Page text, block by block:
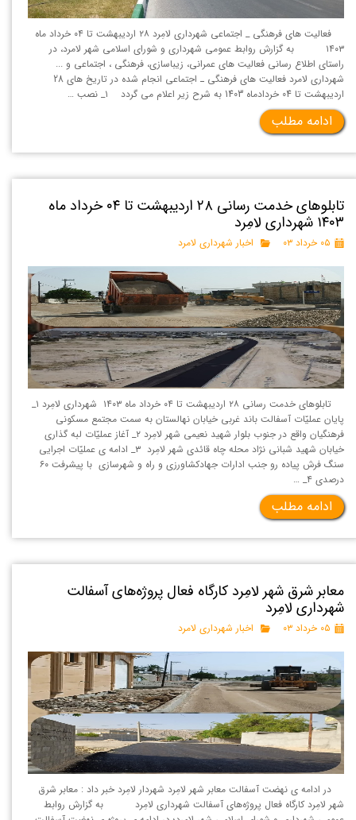
فعالیت های فرهنگی _ اجتماعی شهرداری لامِرد ۲۸ اردیبهشت تا ۰۴ خرداد ماه
۱۴۰۳ به گزارش روابط عمومی شهرداری و شورای اسلامی شهر لامرد، در
راستای اطلاع رسانی فعالیت های عمرانی، زیباسازی، فرهنگی ، اجتماعی و ...
شهرداری لامرد فعالیت های فرهنگی ـ اجتماعی انجام شده در تاریخ های 28
اردیبهشت تا 04 خردادماه 1403 به شرح زیر اعلام می گردد ۱_ نصب …
ادامه مطلب
تابلوهای خدمت رسانی ۲۸ اردیبهشت تا ۰۴ خرداد ماه
۱۴۰۳ شهرداری لامِرد
۰۵ خرداد ۰۳ اخبار شهرداری لامرد
تابلوهای خدمت رسانی ۲۸ اردیبهشت تا ۰۴ خرداد ماه ۱۴۰۳ شهرداری لامِرد ۱_
پایان عملیّات آسفالت باند غربی خیابان نهالستان به سمت مجتمع مسکونی
فرهنگیان واقع در جنوب بلوار شهید نعیمی شهر لامِرد ۲_ آغاز عملیّات لبه گذاری
خیابان شهید شبانی نژاد محله چاه قائدی شهر لامِرد ۳_ ادامه ی عملیّات اجرایی
سنگ فرش پیاده رو جنب ادارات جهادکشاورزی و راه و شهرسازی با پیشرفت ۶۰
درصدی ۴_ …
ادامه مطلب
معابر شرق شهر لامِرد کارگاه فعال پروژه‌های آسفالت
شهرداری لامِرد
۰۵ خرداد ۰۳ اخبار شهرداری لامرد
در ادامه ی نهضت آسفالت معابر شهر لامِرد شهردار لامِرد خبر داد : معابر شرق
شهر لامِرد کارگاه فعال پروژه‌های آسفالت شهرداری لامِرد به گزارش روابط